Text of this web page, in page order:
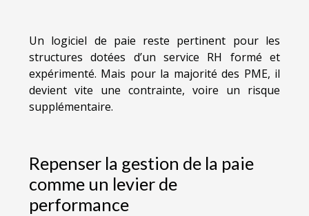
Un logiciel de paie reste pertinent pour les
structures dotées d’un service RH formé et
expérimenté. Mais pour la majorité des PME, il
devient vite une contrainte, voire un risque
supplémentaire.
Repenser la gestion de la paie
comme un levier de
performance